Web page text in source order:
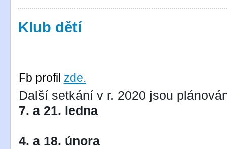
Klub dětí
Fb profil zde.
Další setkání v r. 2020 jsou
7. a 21. ledna
4. a 18. února